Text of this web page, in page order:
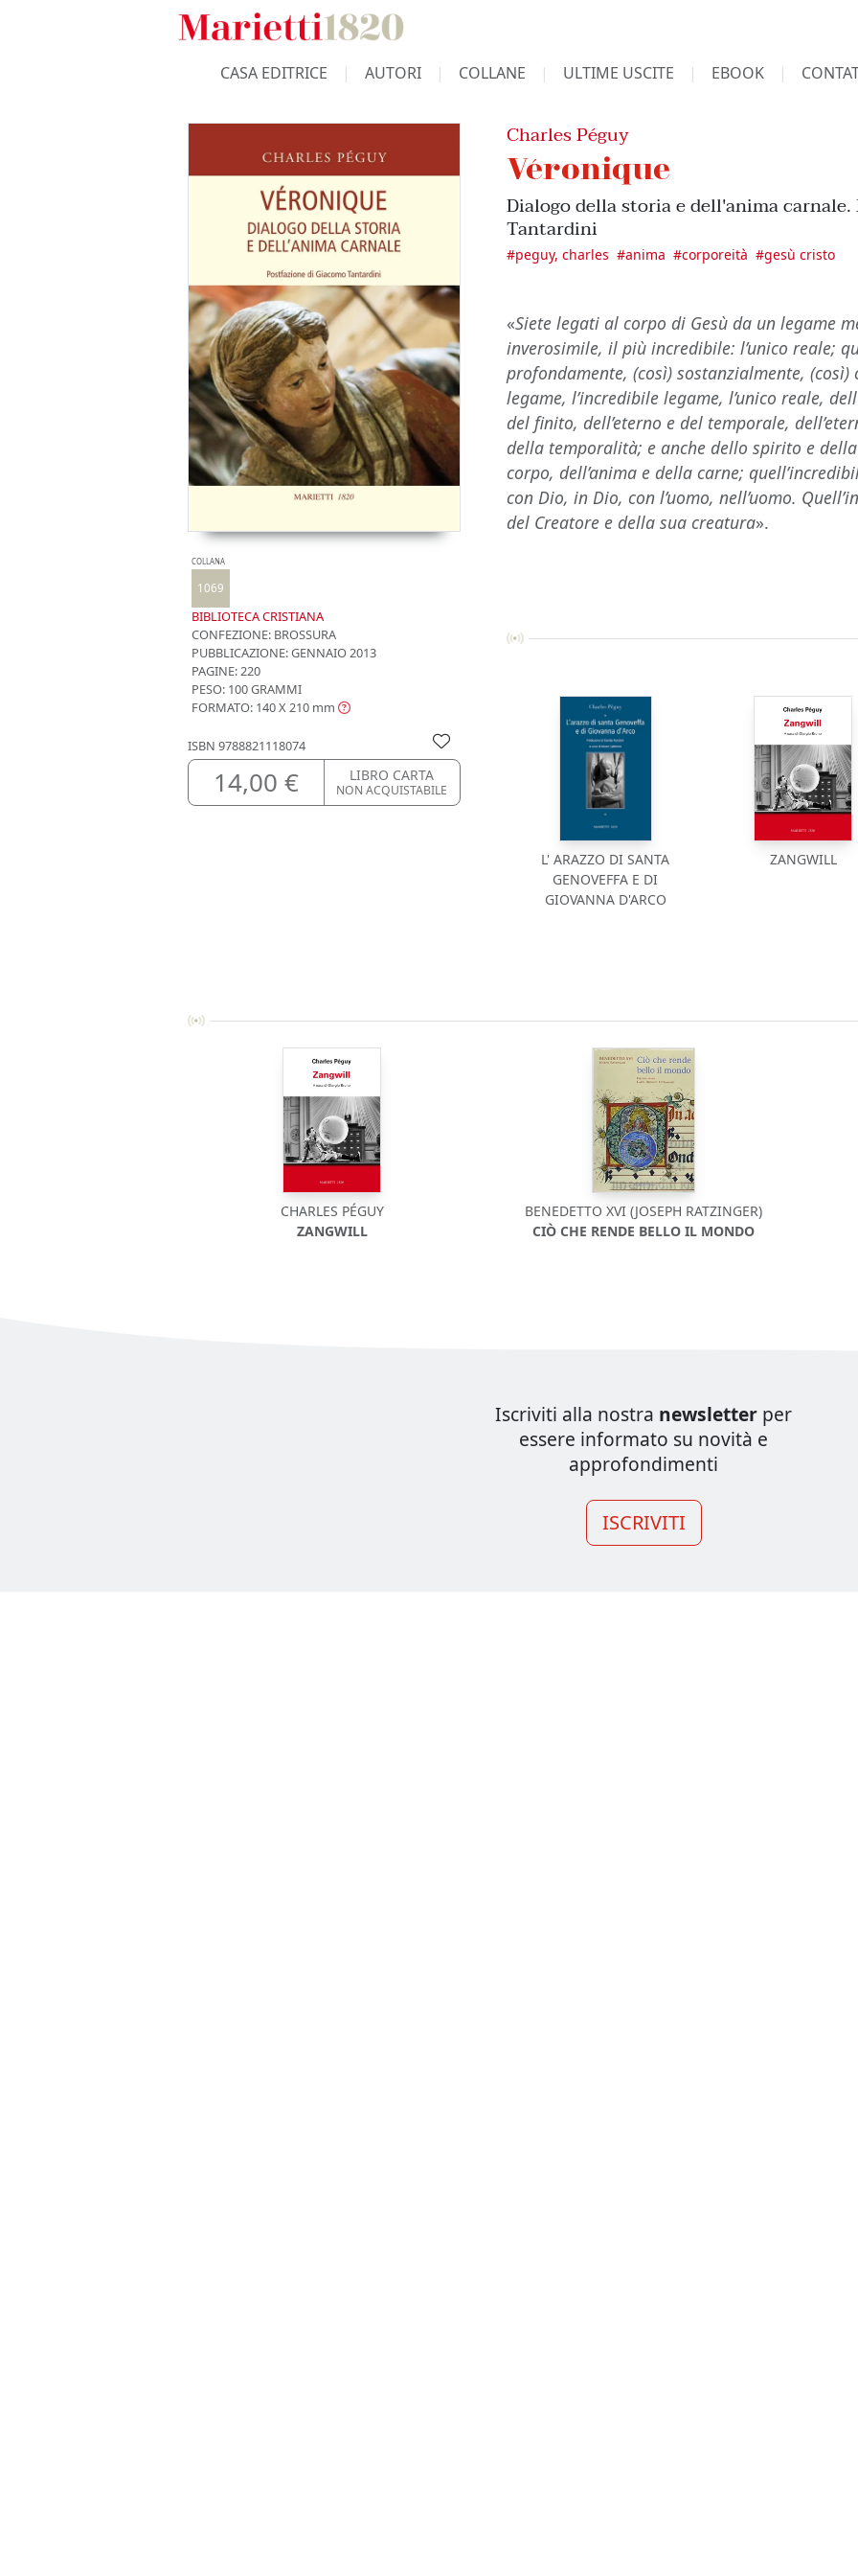
CASA EDITRICE AUTORI COLLANE ULTIME USCITE EBOOK
COLLANA
1069
BIBLIOTECA CRISTIANA
CONFEZIONE: BROSSURA
PUBBLICAZIONE:GENNAIO 2013
PAGINE: 220
PESO: 100 GRAMMI
FORMATO: 140 X 210 mm
ISBN 9788821118074
14,00 € LIBRO CARTA
NON ACQUISTABILE
Charles Péguy
Véronique
Dialogo della storia e dell'anima
Tantardini
#peguy, charles #anima #corporeità #gesù cristo
«Siete legati al corpo di Gesù da un legame
inverosimile, il più incredibile: l’unico reale;
profondamente, (così) sostanzialmente,
legame, l’incredibile legame, l’unico reale,
del finito, dell’eterno e del temporale,
della temporalità; e anche dello spirito e
corpo, dell’anima e della carne;
con Dio, in Dio, con l’uomo, nell’uomo.
del Creatore e della sua creatura».
L' ARAZZO DI SANTA
GENOVEFFA E DI
GIOVANNA D'ARCO
ZANGWILL
CHARLES PÉGUY
ZANGWILL
BENEDETTO XVI (JOSEPH RATZINGER)
CIÒ CHE RENDE BELLO IL MONDO
Iscriviti alla nostra newsletter per
essere informato su novità e
approfondimenti
ISCRIVITI